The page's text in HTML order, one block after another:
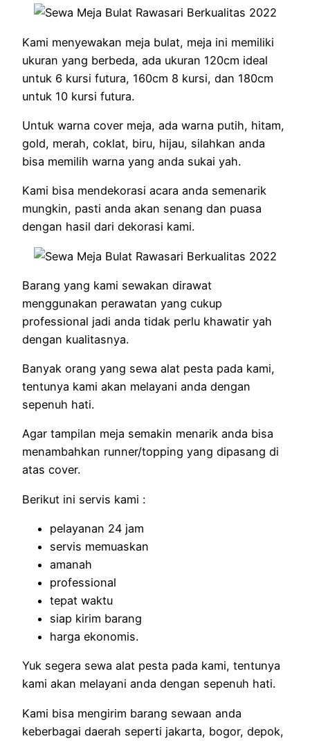
Kami menyewakan meja bulat, meja ini memiliki
ukuran yang berbeda, ada ukuran 120cm ideal
untuk 6 kursi futura, 160cm 8 kursi, dan 180cm
untuk 10 kursi futura.
Untuk warna cover meja, ada warna putih, hitam,
gold, merah, coklat, biru, hijau, silahkan anda
bisa memilih warna yang anda sukai yah.
Kami bisa mendekorasi acara anda semenarik
mungkin, pasti anda akan senang dan puasa
dengan hasil dari dekorasi kami.
Barang yang kami sewakan dirawat
menggunakan perawatan yang cukup
professional jadi anda tidak perlu khawatir yah
dengan kualitasnya.
Banyak orang yang sewa alat pesta pada kami,
tentunya kami akan melayani anda dengan
sepenuh hati.
Agar tampilan meja semakin menarik anda bisa
menambahkan runner/topping yang dipasang di
atas cover.
Berikut ini servis kami :
pelayanan 24 jam
servis memuaskan
amanah
professional
tepat waktu
siap kirim barang
harga ekonomis.
Yuk segera sewa alat pesta pada kami, tentunya
kami akan melayani anda dengan sepenuh hati.
Kami bisa mengirim barang sewaan anda
keberbagai daerah seperti jakarta, bogor, depok,